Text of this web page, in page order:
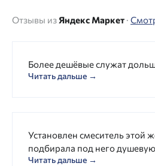
Отзывы из Яндекс Маркет ·
Более дешёвые служат
Читать дальше →
Установлен смеситель этой
подбирала под него
Читать дальше →